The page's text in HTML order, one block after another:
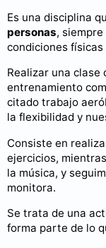
Es una disciplina
personas,
condiciones físicas
Realizar una clase
entrenamiento
citado trabajo
la flexibilidad y
Consiste en
ejercicios,
la música, y
monitora.
Se trata de una
forma parte de lo